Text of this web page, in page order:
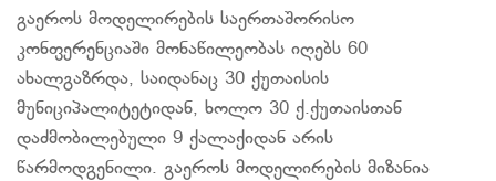
გაეროს მოდელირების საერთაშორისო
კონფერენციაში მონაწილეობას იღებს 60
ახალგაზრდა, საიდანაც 30 ქუთაისის
მუნიციპალიტეტიდან, ხოლო 30 ქ.ქუთაისთან
დაძმობილებული 9 ქალაქიდან არის
წარმოდგენილი. გაეროს მოდელირების მიზანია